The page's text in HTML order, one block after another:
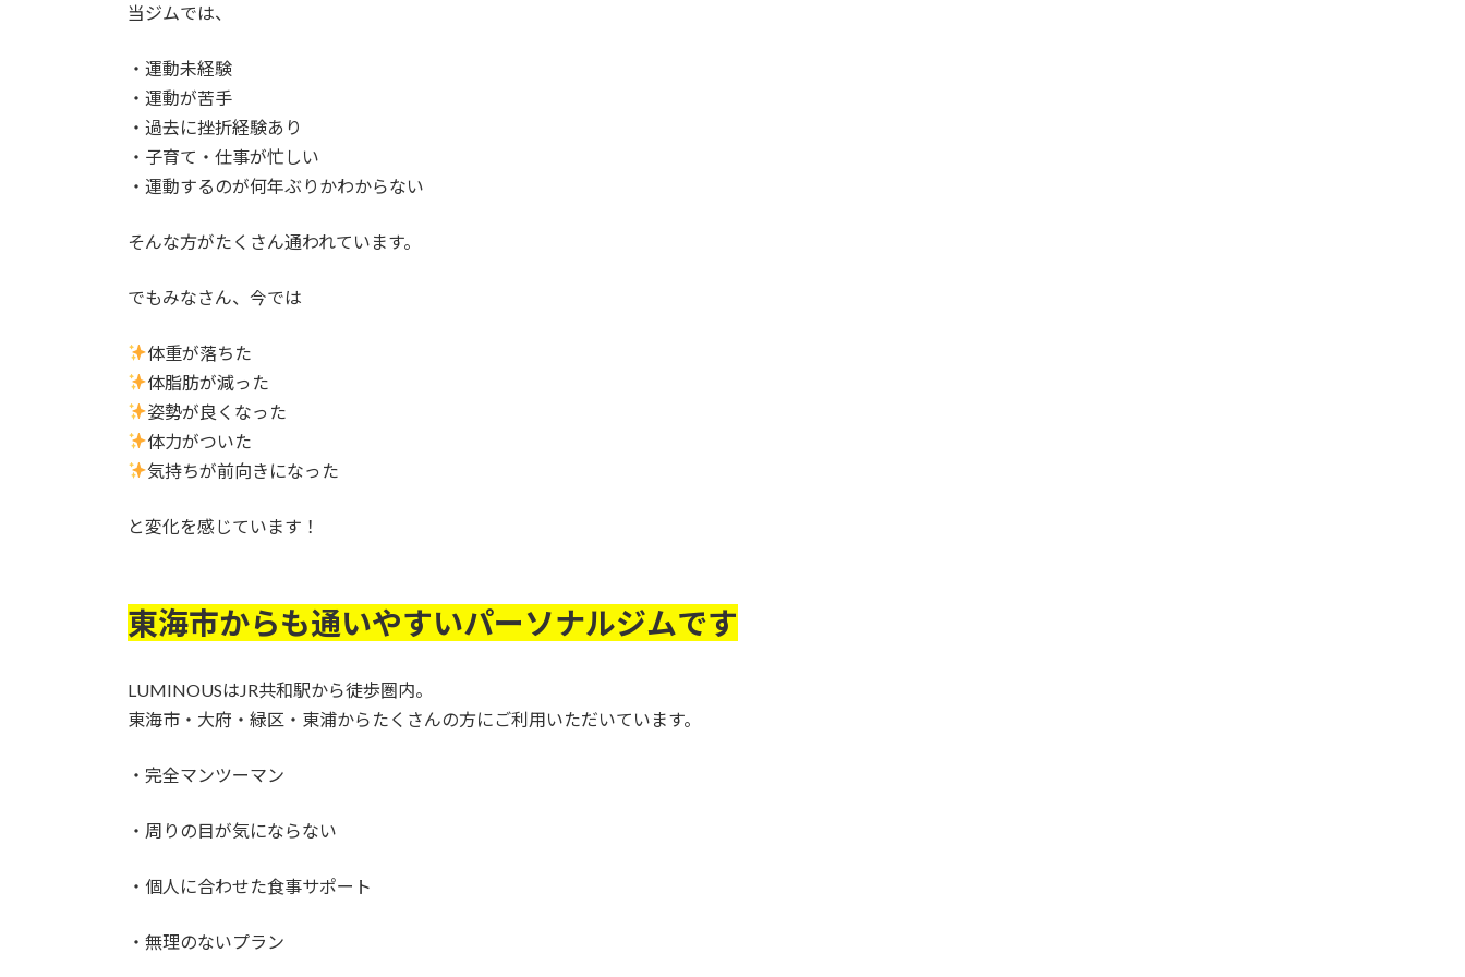
当ジムでは、
・運動未経験
・運動が苦手
・過去に挫折経験あり
・子育て・仕事が忙しい
・運動するのが何年ぶりかわからない
そんな方がたくさん通われています。
でもみなさん、今では
体重が落ちた
体脂肪が減った
姿勢が良くなった
体力がついた
気持ちが前向きになった
と変化を感じています！
東海市からも通いやすいパーソナルジムです
LUMINOUSはJR共和駅から徒歩圏内。
東海市・大府・緑区・東浦からたくさんの方にご利用いただいています。
・完全マンツーマン
・周りの目が気にならない
・個人に合わせた食事サポート
・無理のないプラン